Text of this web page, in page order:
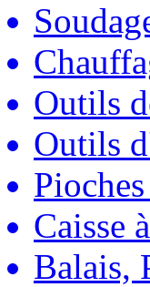
Outils
Outils
Caisse
Balais,